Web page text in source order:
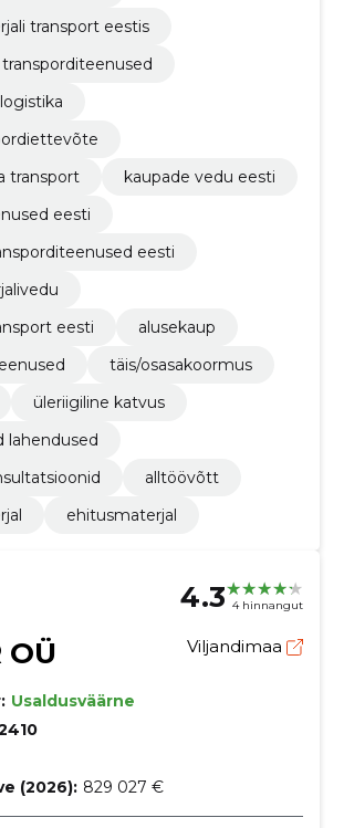
transport eestis
transport
kaupade vedu eesti
eesti
eesti
eesti
alusekaup
täis/osasakoormus
üleriigiline katvus
lahendused
alltöövõtt
ehitusmaterjal
4.3 4 hinnangut
OÜ Viljandimaa
Usaldusväärne
(2026): 829 027 €